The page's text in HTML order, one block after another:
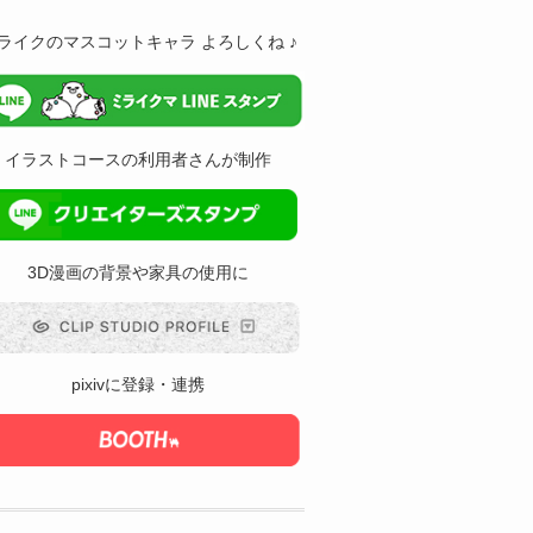
イクのマスコットキャラ よろしくね ♪
イラストコースの利用者さんが制作
3D漫画の背景や家具の使用に
pixivに登録・連携